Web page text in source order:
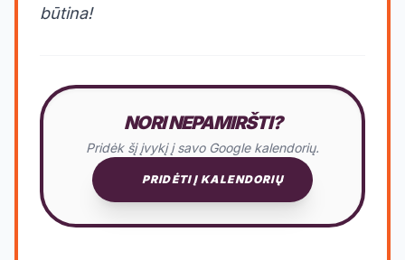
būtina!
NORI NEPAMIRŠTI?
Pridėk šį įvykį į savo Google kalendorių.
PRIDĖTI Į KALENDORIŲ